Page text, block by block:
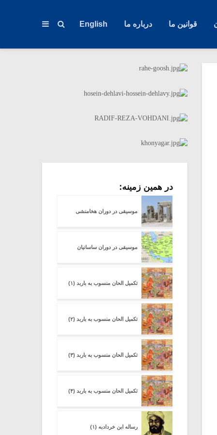
قوانین ما درباره ما English
در همین زمینه:
موسیقی در دوران هخامنشی
موسیقی در دوران ساسانیان
تکمیل الحان منسوب به باربد (۱)
تکمیل الحان منسوب به باربد (۲)
تکمیل الحان منسوب به باربد (۳)
تکمیل الحان منسوب به باربد (۴)
رساله ابن خردادبه (۱)
میکلوش روژا